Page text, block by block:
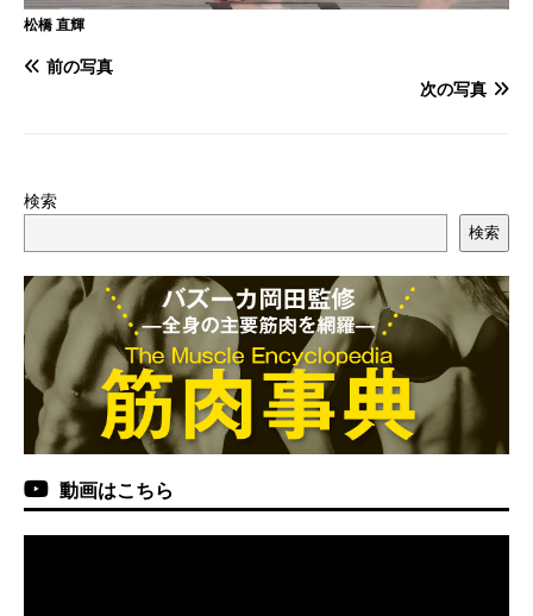
松橋 直輝
前の写真
次の写真
検索
検索
動画はこちら